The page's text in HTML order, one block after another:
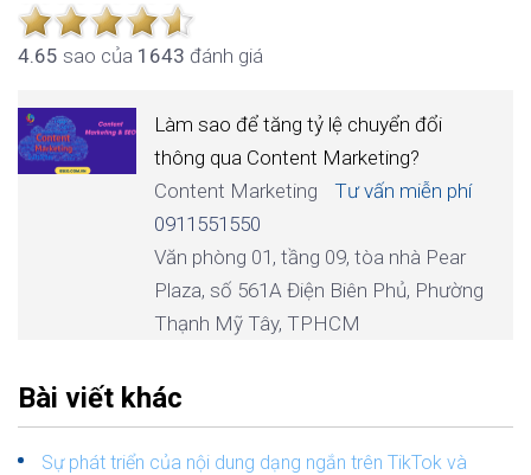
4.65 sao của 1643 đánh giá
Làm sao để tăng tỷ lệ chuyển đổi
thông qua Content Marketing?
Content Marketing
Tư vấn miễn phí
0911551550
Văn phòng 01, tầng 09, tòa nhà Pear
Plaza, số 561A Điện Biên Phủ, Phường
Thạnh Mỹ Tây, TPHCM
Bài viết khác
Sự phát triển của nội dung dạng ngắn trên TikTok và